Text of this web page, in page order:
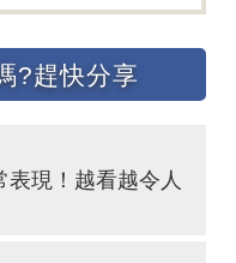
現！越看越令人